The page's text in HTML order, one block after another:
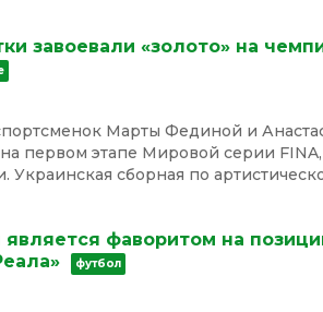
завоевали «золото» на
Марты Фединой и
первом этапе Мировой серии
сборная по
фаворитом на
футбол